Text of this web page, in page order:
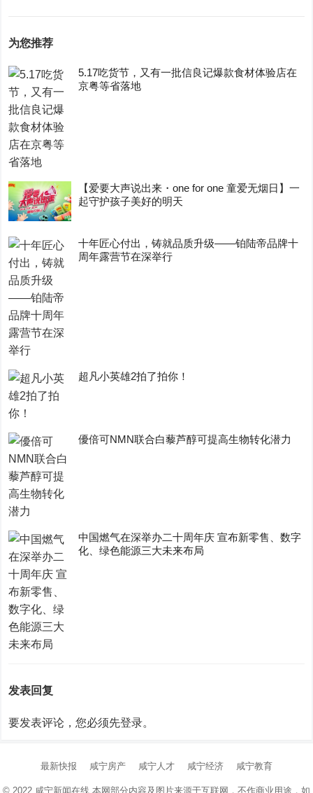
为您推荐
5.17吃货节，又有一批信良记爆款食材体验店在
京粤等省落地
【爱要大声说出来・one for one 童爱无烟日】一
起守护孩子美好的明天
十年匠心付出，铸就品质升级——铂陆帝品牌十
周年露营节在深举行
超凡小英雄2拍了拍你！
優倍可NMN联合白藜芦醇可提高生物转化潜力
中国燃气在深举办二十周年庆 宣布新零售、数字
化、绿色能源三大未来布局
发表回复
要发表评论，您必须先登录。
最新快报 咸宁房产 咸宁人才 咸宁经济 咸宁教育
© 2022 咸宁新闻在线本网部分内容及图片来源于互联网，不作商业用途，如